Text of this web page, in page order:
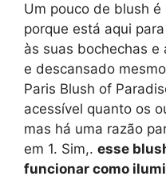
Um pouco de blush
porque está aqui
às suas bochechas
e descansado
Paris Blush of
acessível quanto os
mas há uma razão
em 1. Sim,. esse
funcionar como